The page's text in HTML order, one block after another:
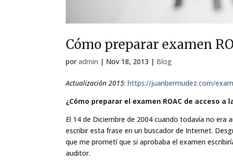
Cómo preparar examen
poradmin | Nov 18, 2013 | Blog
Actualización 2015:https://juanbermudez.com/
¿Cómo preparar el examen ROAC de acceso a
El 14 de Diciembre de 2004 cuando todavía no
escribir esta frase en un buscador de Internet.
que me prometí que si aprobaba el examen
auditor.